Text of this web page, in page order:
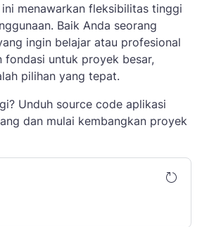
menawarkan fleksibilitas tinggi
Baik Anda seorang
ingin belajar atau profesional
fondasi untuk proyek besar,
pilihan yang tepat.
Unduh source code aplikasi
dan mulai kembangkan proyek